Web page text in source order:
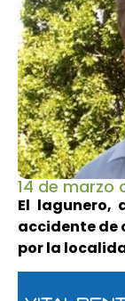
14 de marzo
El lagunero,
accidente de
por la